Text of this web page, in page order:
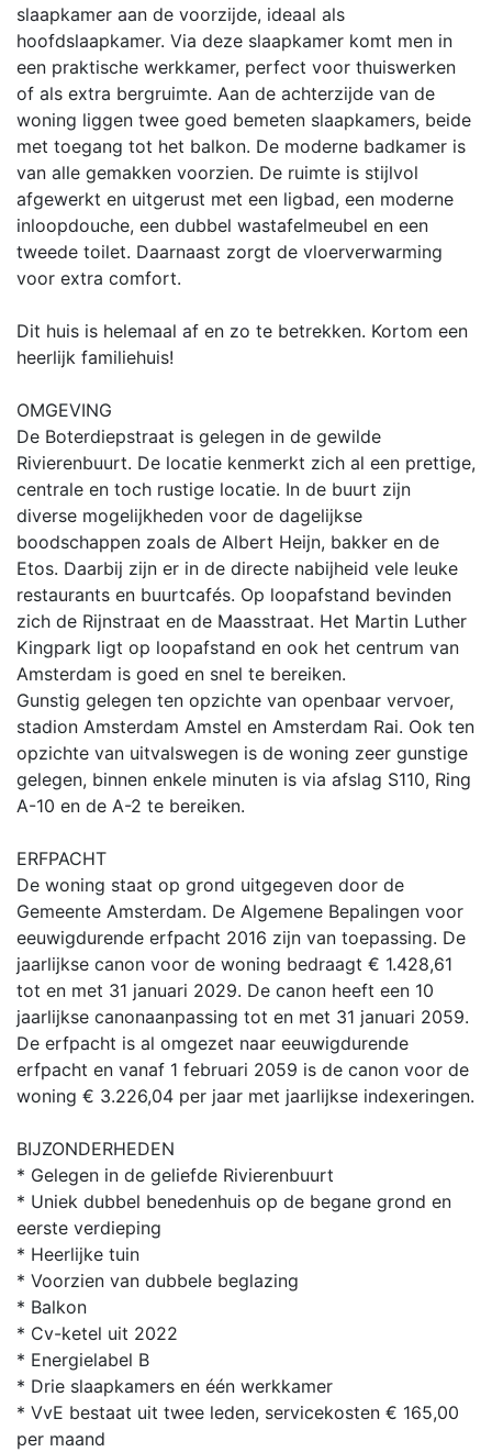
slaapkamer aan de voorzijde, ideaal als
hoofdslaapkamer. Via deze slaapkamer komt men in
een praktische werkkamer, perfect voor thuiswerken
of als extra bergruimte. Aan de achterzijde van de
woning liggen twee goed bemeten slaapkamers, beide
met toegang tot het balkon. De moderne badkamer is
van alle gemakken voorzien. De ruimte is stijlvol
afgewerkt en uitgerust met een ligbad, een moderne
inloopdouche, een dubbel wastafelmeubel en een
tweede toilet. Daarnaast zorgt de vloerverwarming
voor extra comfort.
Dit huis is helemaal af en zo te betrekken. Kortom een
heerlijk familiehuis!
OMGEVING
De Boterdiepstraat is gelegen in de gewilde
Rivierenbuurt. De locatie kenmerkt zich al een prettige,
centrale en toch rustige locatie. In de buurt zijn
diverse mogelijkheden voor de dagelijkse
boodschappen zoals de Albert Heijn, bakker en de
Etos. Daarbij zijn er in de directe nabijheid vele leuke
restaurants en buurtcafés. Op loopafstand bevinden
zich de Rijnstraat en de Maasstraat. Het Martin Luther
Kingpark ligt op loopafstand en ook het centrum van
Amsterdam is goed en snel te bereiken.
Gunstig gelegen ten opzichte van openbaar vervoer,
stadion Amsterdam Amstel en Amsterdam Rai. Ook ten
opzichte van uitvalswegen is de woning zeer gunstige
gelegen, binnen enkele minuten is via afslag S110, Ring
A-10 en de A-2 te bereiken.
ERFPACHT
De woning staat op grond uitgegeven door de
Gemeente Amsterdam. De Algemene Bepalingen voor
eeuwigdurende erfpacht 2016 zijn van toepassing. De
jaarlijkse canon voor de woning bedraagt € 1.428,61
tot en met 31 januari 2029. De canon heeft een 10
jaarlijkse canonaanpassing tot en met 31 januari 2059.
De erfpacht is al omgezet naar eeuwigdurende
erfpacht en vanaf 1 februari 2059 is de canon voor de
woning € 3.226,04 per jaar met jaarlijkse indexeringen.
BIJZONDERHEDEN
* Gelegen in de geliefde Rivierenbuurt
* Uniek dubbel benedenhuis op de begane grond en
eerste verdieping
* Heerlijke tuin
* Voorzien van dubbele beglazing
* Balkon
* Cv-ketel uit 2022
* Energielabel B
* Drie slaapkamers en één werkkamer
* VvE bestaat uit twee leden, servicekosten € 165,00
per maand